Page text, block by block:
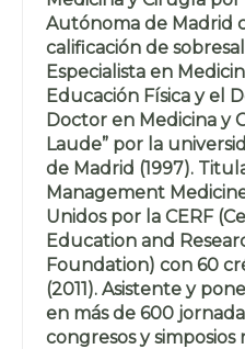
Autónoma de Madrid
calificación de
Especialista en
Educación Física y el
Doctor en Medicina y
Laude” por la
de Madrid (1997).
Management
Unidos por la CERF
Education and
Foundation) con 60
(2011). Asistente y
en más de 600
congresos y simposios